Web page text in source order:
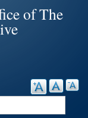
of The